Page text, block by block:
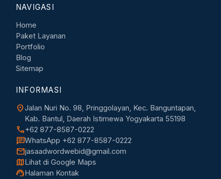
NAVIGASI
Home
Paket Layanan
Portfolio
Blog
Sitemap
INFORMASI
location_onJalan Nuri No. 98, Pringgolayan, Kec. Banguntapan,
Kab. Bantul, Daerah Istimewa Yogyakarta 55198
call+62 877-8587-0222
chatWhatsApp +62 877-8587-0222
mailjasaadwordwebid@gmail.com
mapLihat di Google Maps
support_agentHalaman Kontak